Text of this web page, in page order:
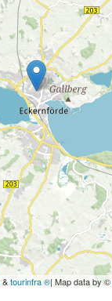
&tourinfra ®| Map data by ©